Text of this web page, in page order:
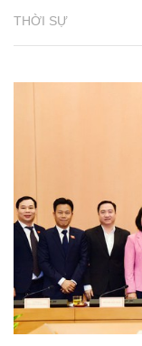
THỜI SỰ